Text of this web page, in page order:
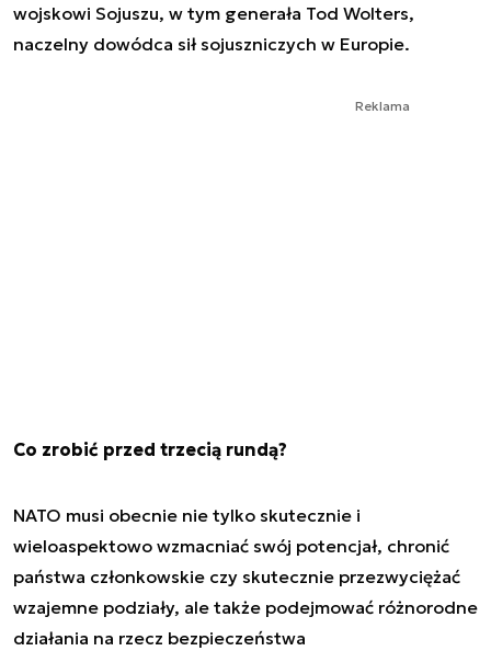
wojskowi Sojuszu, w tym generała Tod Wolters,
naczelny dowódca sił sojuszniczych w Europie.
Reklama
Co zrobić przed trzecią rundą?
NATO musi obecnie nie tylko skutecznie i
wieloaspektowo wzmacniać swój potencjał, chronić
państwa członkowskie czy skutecznie przezwyciężać
wzajemne podziały, ale także podejmować różnorodne
działania na rzecz bezpieczeństwa